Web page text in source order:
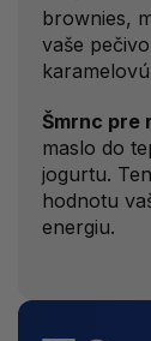
brownies,
vaše
Šmrnc pre
maslo do
jogurtu.
hodnotu
energiu.